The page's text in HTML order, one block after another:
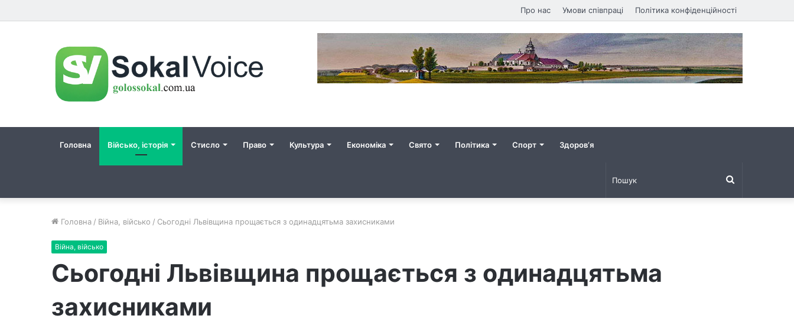
Про нас Умови співпраці Політика конфіденційності
Головна Військо, історія Стисло Право Культура Економіка Свято Політика Спорт Здоров’я
Головна / Війна, військо / Сьогодні Львівщина прощається з одинадцятьма захисниками
Війна, військо
Сьогодні Львівщина прощається з одинадцятьма
захисниками